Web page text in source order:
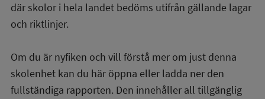
där skolor i hela landet bedöms utifrån gällande lagar
och riktlinjer.
Om du är nyfiken och vill förstå mer om just denna
skolenhet kan du här öppna eller ladda ner den
fullständiga rapporten. Den innehåller all tillgänglig